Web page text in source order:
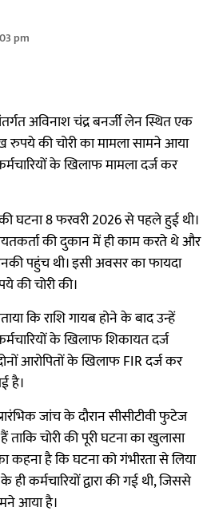
pm
अविनाश चंद्र बनर्जी लेन स्थित एक
की चोरी का मामला सामने आया
के खिलाफ मामला दर्ज कर
घटना 8 फरवरी 2026 से पहले हुई थी।
की दुकान में ही काम करते थे और
पहुंच थी। इसी अवसर का फायदा
की चोरी की।
कि राशि गायब होने के बाद उन्हें
के खिलाफ शिकायत दर्ज
आरोपितों के खिलाफ FIR दर्ज कर
है।
जांच के दौरान सीसीटीवी फुटेज
चोरी की पूरी घटना का खुलासा
कहना है कि घटना को गंभीरता से लिया
ही कर्मचारियों द्वारा की गई थी, जिससे
आया है।